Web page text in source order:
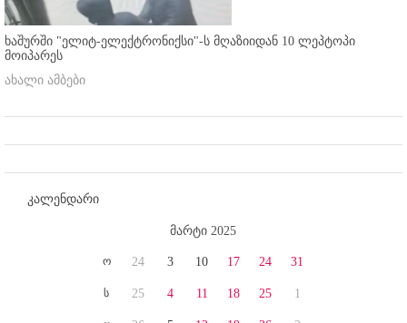
ხაშურში "ელიტ-ელექტრონიქსი"-ს მღაზიიდან 10 ლეპტოპი
მოიპარეს
ახალი ამბები
კალენდარი
მარტი 2025
ო
ს
24
25
3
4
10
11
17
18
24
25
31
1